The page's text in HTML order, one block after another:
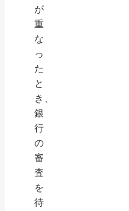
が
重
な
っ
た
と
き、
銀
行
の
審
査
を
待